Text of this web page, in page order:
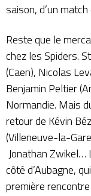
saison, d’un
Reste que le
chez les Spiders.
(Caen), Nicolas
Benjamin Peltier
Normandie. Mais
retour de Kévin
(Villeneuve-la-
Jonathan Zwikel…
côté d’Aubagne,
première